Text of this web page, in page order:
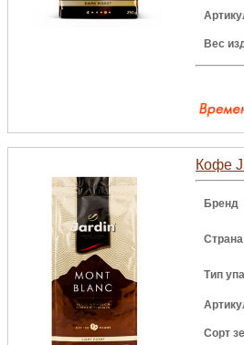
Вес
Кофе
Бренд
Тип
Сорт